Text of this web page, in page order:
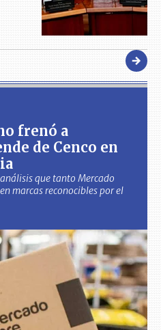
frenó a
de Cenco en
que tanto Mercado
marcas reconocibles por el